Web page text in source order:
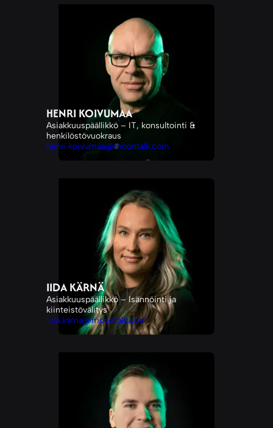
HENRI KOIVUMAA
Asiakkuuspäällikkö – IT, konsultointi &
henkilöstövuokraus
henri.koivumaa@moontalk.com
IIDA KÄRNÄ
Asiakkuuspäällikkö – Isännöinti ja
kiinteistövälitys
iida.karna@moontalk.com